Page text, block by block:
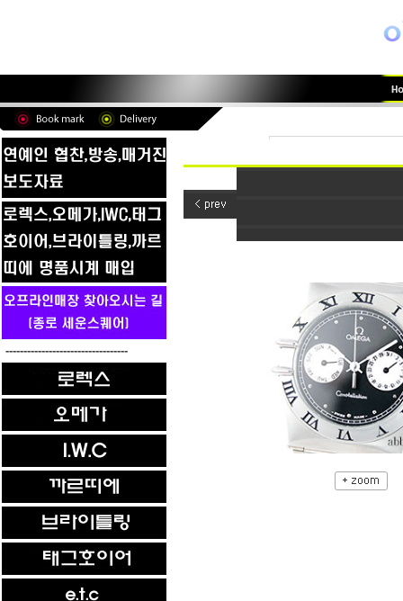
----------------------------------